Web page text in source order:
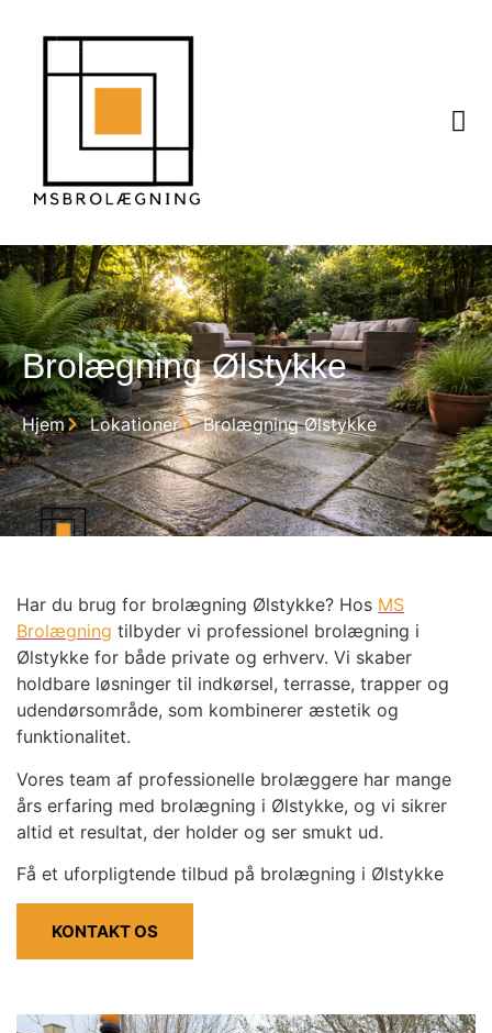
Brolægning Ølstykke
Hjem Lokationer Brolægning Ølstykke
Har du brug for brolægning Ølstykke? Hos MS
Brolægning tilbyder vi professionel brolægning i
Ølstykke for både private og erhverv. Vi skaber
holdbare løsninger til indkørsel, terrasse, trapper og
udendørsområde, som kombinerer æstetik og
funktionalitet.
Vores team af professionelle brolæggere har mange
års erfaring med brolægning i Ølstykke, og vi sikrer
altid et resultat, der holder og ser smukt ud.
Få et uforpligtende tilbud på brolægning i Ølstykke
KONTAKT OS